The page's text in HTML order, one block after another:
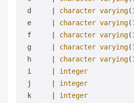
d
character varying(
e
character varying(
f
character varying(
g
character varying(
h
character varying(
i
integer
j
integer
k
integer